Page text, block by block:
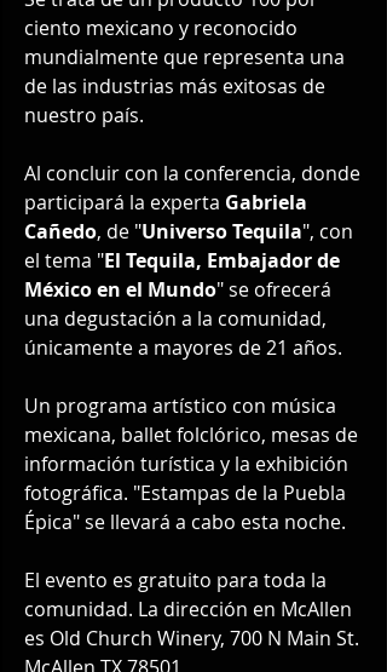
ciento mexicano y reconocido
mundialmente que representa una
de las industrias más exitosas de
nuestro país.
Al concluir con la conferencia, donde
participará la experta Gabriela
Cañedo, de "Universo Tequila", con
el tema "El Tequila, Embajador de
México en el Mundo" se ofrecerá
una degustación a la comunidad,
únicamente a mayores de 21 años.
Un programa artístico con música
mexicana, ballet folclórico, mesas de
información turística y la exhibición
fotográfica. "Estampas de la Puebla
Épica" se llevará a cabo esta noche.
El evento es gratuito para toda la
comunidad. La dirección en McAllen
es Old Church Winery, 700 N Main St.